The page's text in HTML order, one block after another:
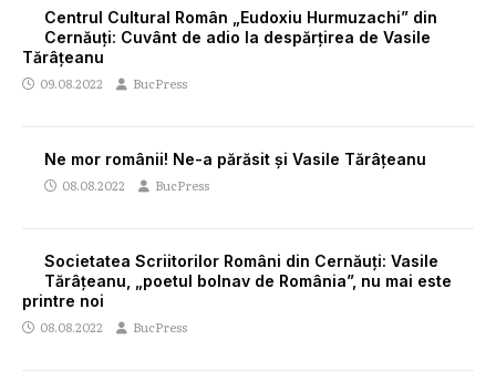
Centrul Cultural Român „Eudoxiu Hurmuzachi” din
Cernăuți: Cuvânt de adio la despărțirea de Vasile
Tărâțeanu
09.08.2022 BucPress
Ne mor românii! Ne-a părăsit și Vasile Tărâțeanu
08.08.2022 BucPress
Societatea Scriitorilor Români din Cernăuți: Vasile
Tărâțeanu, „poetul bolnav de România”, nu mai este
printre noi
08.08.2022 BucPress